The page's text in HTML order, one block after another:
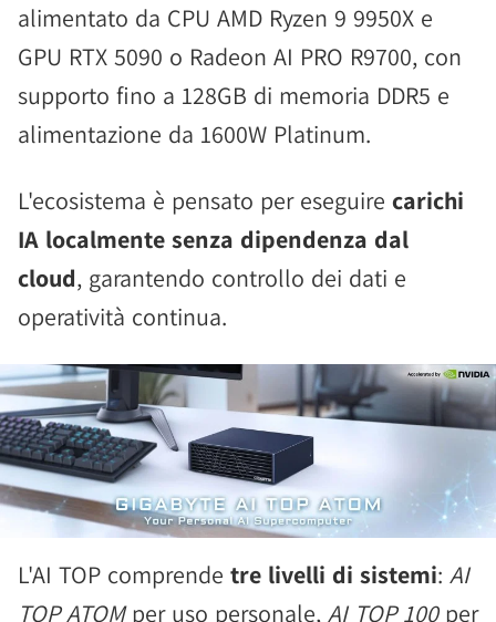
alimentato da CPU AMD Ryzen 9 9950X e
GPU RTX 5090 o Radeon AI PRO R9700, con
supporto fino a 128GB di memoria DDR5 e
alimentazione da 1600W Platinum.
L'ecosistema è pensato per eseguire carichi
IA localmente senza dipendenza dal
cloud, garantendo controllo dei dati e
operatività continua.
L'AI TOP comprende tre livelli di sistemi: AI
TOP ATOMper uso personale, AI TOP 100per